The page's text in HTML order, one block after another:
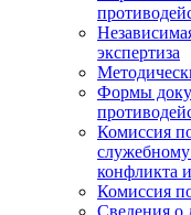
экспертиза
Формы
Комиссия
конфликта
Комиссия
Сведения о